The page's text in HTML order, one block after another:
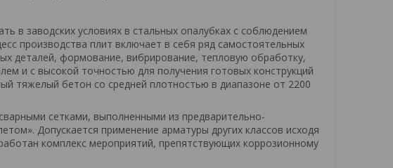
в заводских условиях в стальных опалубках с соблюдением
производства плит включает в себя ряд самостоятельных
деталей, формование, вибрирование, тепловую обработку,
и с высокой точностью для получения готовых конструкций
тяжелый бетон со средней плотностью в диапазоне от 2200
сетками, выполненными из предварительно-
Допускается применение арматуры других классов исходя
комплекс мероприятий, препятствующих коррозионному